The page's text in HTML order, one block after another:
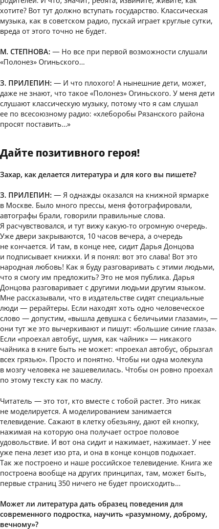
хотите? Вот тут должно вступать государство. Классическая
музыка, как в советском радио, пускай играет круглые сутки,
вреда от этого точно не будет.
М. СТЕПНОВА: — Но все при первой возможности слушали
«Полонез» Огиньского…
З. ПРИЛЕПИН: — И что плохого! А нынешние дети, может,
даже не знают, что такое «Полонез» Огиньского. У меня дети
слушают классическую музыку, потому что я сам слушал
ее по всесоюзному радио: «хлеборобы Рязанского района
просят поставить…»
Дайте позитивного героя!
Захар, как делается литература и для кого вы пишете?
З. ПРИЛЕПИН: — Я однажды оказался на книжной ярмарке
в Москве. Было много прессы, меня фотографировали,
автографы брали, говорили правильные слова.
Я расчувствовался, и тут вижу какую-то огромную очередь.
Уже двери закрываются, 10 часов вечера, а очередь
не кончается. И там, в конце нее, сидит Дарья Донцова
и подписывает книжки. И я понял: вот это слава! Вот это
народная любовь! Как я буду разговаривать с этими людьми,
что я смогу им предложить? Это не моя публика. Дарья
Донцова разговаривает с другими людьми другим языком.
Мне рассказывали, что в издательстве сидят специальные
люди — рерайтеры. Если находят хоть одно человеческое
слово — допустим, «вышла девушка с беличьими глазами», —
они тут же это вычеркивают и пишут: «большие синие глаза».
Если «проехал автобус, шумя, как чайник» — никакого
чайника в книге быть не может: «проехал автобус, обрызгал
всех грязью». Просто и понятно. Чтобы ни одна молекула
в мозгу человека не зашевелилась. Чтобы он ровно проехал
по этому тексту как по маслу.
Читатель — это тот, кто вместе с тобой растет. Это никак
не моделируется. А моделированием занимается
телевидение. Сажают в клетку обезьяну, дают ей кнопку,
нажимая на которую она получает острое половое
удовольствие. И вот она сидит и нажимает, нажимает. У нее
уже пена лезет изо рта, и она в конце концов подыхает.
Так же построено и наше российское телевидение. Книга же
построена вообще на других принципах, там, может быть,
первые страниц 350 ничего не будет происходить…
Может ли литература дать образец поведения для
современного подростка, научить «разумному, доброму,
вечному»?